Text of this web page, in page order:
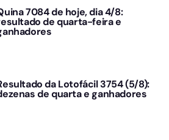
7084 de hoje, dia 4/8:
de quarta-feira e
da Lotofácil 3754 (5/8):
de quarta e ganhadores